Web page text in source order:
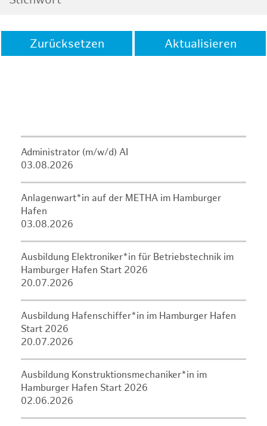
Zurücksetzen Aktualisieren
Administrator (m/w/d) AI
03.08.2026
Anlagenwart*in auf der METHA im Hamburger
Hafen
03.08.2026
Ausbildung Elektroniker*in für Betriebstechnik im
Hamburger Hafen Start 2026
20.07.2026
Ausbildung Hafenschiffer*in im Hamburger Hafen
Start 2026
20.07.2026
Ausbildung Konstruktionsmechaniker*in im
Hamburger Hafen Start 2026
02.06.2026